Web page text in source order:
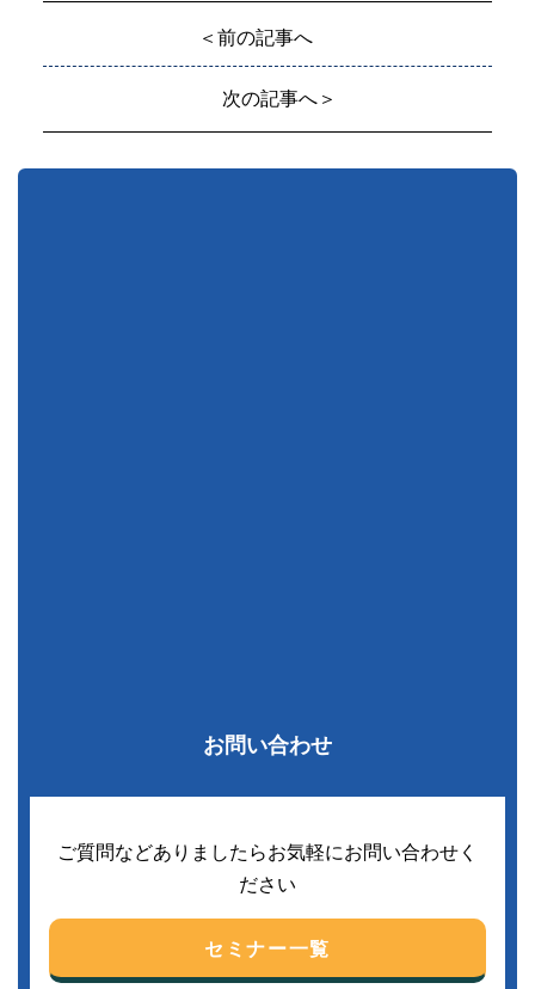
＜前の記事へ
次の記事へ＞
お問い合わせ
ご質問などありましたらお気軽にお問い合わせく
ださい
セミナー一覧